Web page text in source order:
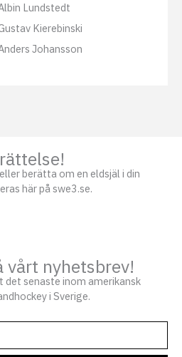
Lundstedt
Kierebinski
Johansson
berätta om en eldsjäl i din
här på swe3.se.
vårt nyhetsbrev!
det senaste inom amerikansk
i Sverige.